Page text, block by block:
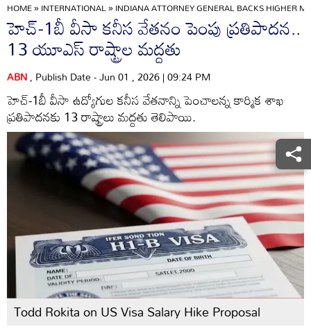
HOME»INTERNATIONAL»INDIANA ATTORNEY GENERAL BACKS HIGHER
హెచ్-1బీ వీసా కనీస వేతనం పెంపు ప్రతిపాదన..
13 యూఎస్ రాష్ట్రాల మద్దతు
ABN, Publish Date - Jun 01 , 2026 | 09:24 PM
హెచ్-1బీ వీసా ఉద్యోగుల కనీస వేతనాన్ని పెంచాలన్న కార్మిక శాఖ
ప్రతిపాదనకు 13 రాష్ట్రాలు మద్దతు తెలిపాయి.
Todd Rokita on US Visa Salary Hike Proposal